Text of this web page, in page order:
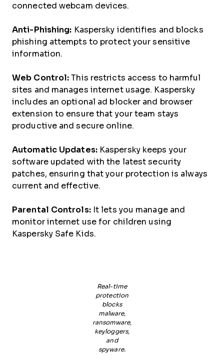
connected webcam devices.
Anti-Phishing: Kaspersky identifies and blocks
phishing attempts to protect your sensitive
information.
Web Control:This restricts access to harmful
sites and manages internet usage. Kaspersky
includes an optional ad blocker and browser
extension to ensure that your team stays
productive and secure online.
Automatic Updates:Kaspersky keeps your
software updated with the latest security
patches, ensuring that your protection is always
current and effective.
Parental Controls: It lets you manage and
monitor internet use for children using
Kaspersky Safe Kids.
Real-time
protection
blocks
malware,
ransomware,
keyloggers,
and
spyware.